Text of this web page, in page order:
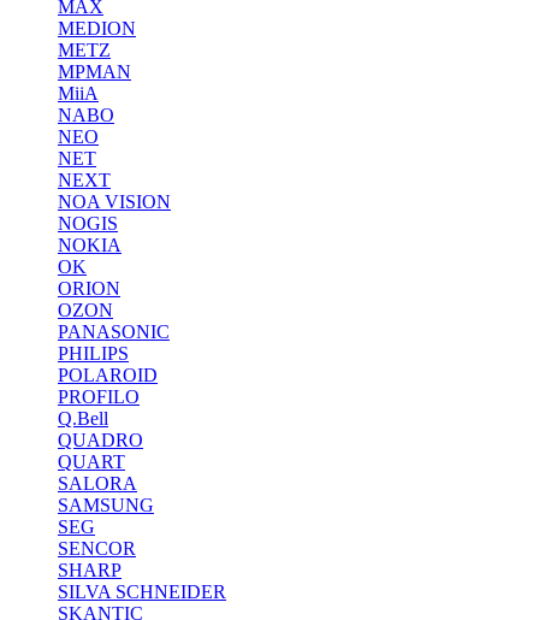
MAX
MEDION
METZ
MPMAN
MiiA
NABO
NEO
NET
NEXT
NOA VISION
NOGIS
NOKIA
OK
ORION
OZON
PANASONIC
PHILIPS
POLAROID
PROFILO
Q.Bell
QUADRO
QUART
SALORA
SAMSUNG
SEG
SENCOR
SHARP
SILVA SCHNEIDER
SKANTIC